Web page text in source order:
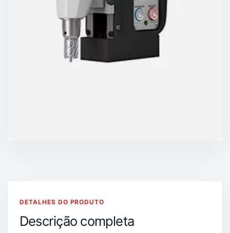
DETALHES DO PRODUTO
Descrição completa